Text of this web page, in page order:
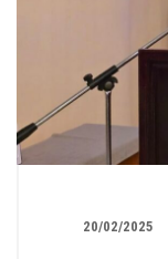
20/02/2025